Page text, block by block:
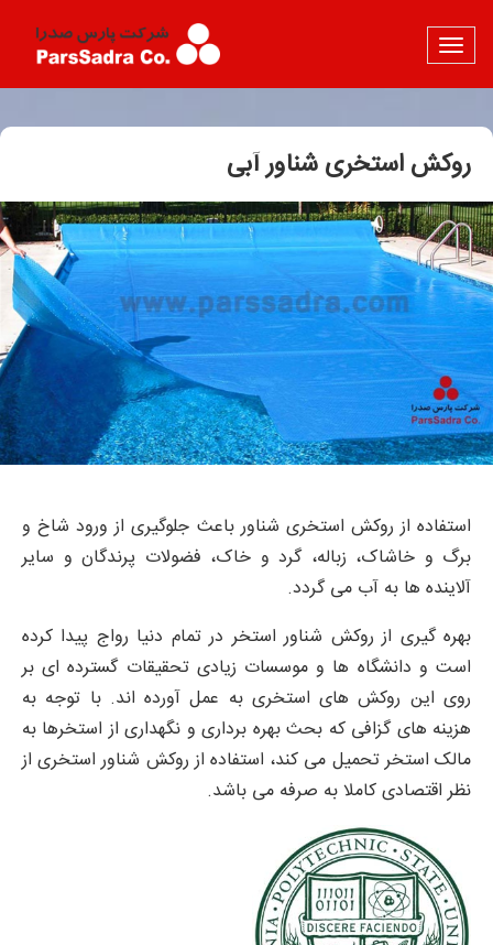
روکش استخری شناور آبی
استفاده از روکش استخری شناور باعث جلوگیری از ورود شاخ و
برگ و خاشاک، زباله، گرد و خاک، فضولات پرندگان و سایر
آلاینده ها به آب می گردد.
بهره گیری از روکش شناور استخر در تمام دنیا رواج پیدا کرده
است و دانشگاه ها و موسسات زیادی تحقیقات گسترده ای بر
روی این روکش های استخری به عمل آورده اند. با توجه به
هزینه های گزافی که بحث بهره برداری و نگهداری از استخرها به
مالک استخر تحمیل می کند، استفاده از روکش شناور استخری از
نظر اقتصادی کاملا به صرفه می باشد.